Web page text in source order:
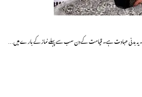
بدنی عبادت ہے۔ قیامت کے دن سب سے پہلے نماز کے بارے میں…